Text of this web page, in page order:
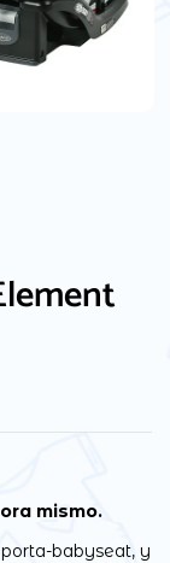
mismo.
babyseat, y